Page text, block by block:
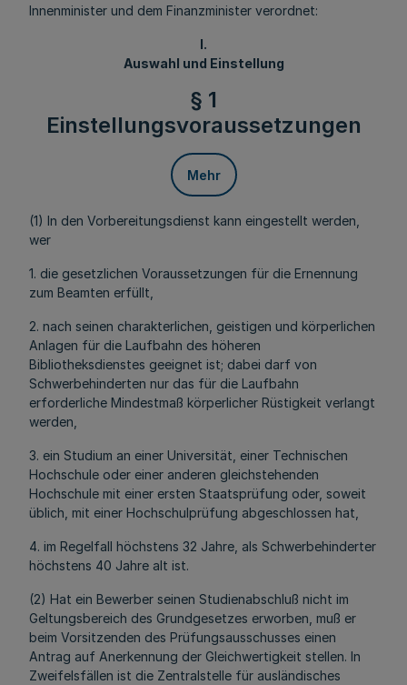
Innenminister und dem Finanzminister verordnet:
I.
Auswahl und Einstellung
§ 1
Einstellungsvoraussetzungen
Mehr
(1) In den Vorbereitungsdienst kann eingestellt werden,
wer
1. die gesetzlichen Voraussetzungen für die Ernennung
zum Beamten erfüllt,
2. nach seinen charakterlichen, geistigen und körperlichen
Anlagen für die Laufbahn des höheren
Bibliotheksdienstes geeignet ist; dabei darf von
Schwerbehinderten nur das für die Laufbahn
erforderliche Mindestmaß körperlicher Rüstigkeit verlangt
werden,
3. ein Studium an einer Universität, einer Technischen
Hochschule oder einer anderen gleichstehenden
Hochschule mit einer ersten Staatsprüfung oder, soweit
üblich, mit einer Hochschulprüfung abgeschlossen hat,
4. im Regelfall höchstens 32 Jahre, als Schwerbehinderter
höchstens 40 Jahre alt ist.
(2) Hat ein Bewerber seinen Studienabschluß nicht im
Geltungsbereich des Grundgesetzes erworben, muß er
beim Vorsitzenden des Prüfungsausschusses einen
Antrag auf Anerkennung der Gleichwertigkeit stellen. In
Zweifelsfällen ist die Zentralstelle für ausländisches